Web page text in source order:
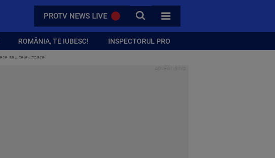
PROTV NEWS LIVE CAUTA
TOATE CATEGORIILE
ROMÂNIA, TE IUBESC! INSPECTORUL PRO
sau televizoare"